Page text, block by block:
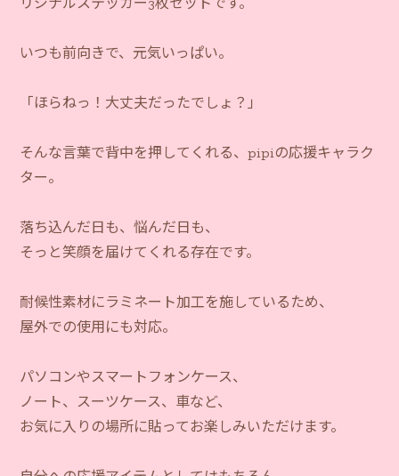
リジナルステッカー3枚セットです。
いつも前向きで、元気いっぱい。
「ほらねっ！大丈夫だったでしょ？」
そんな言葉で背中を押してくれる、pipiの応援キャラク
ター。
落ち込んだ日も、悩んだ日も、
そっと笑顔を届けてくれる存在です。
耐候性素材にラミネート加工を施しているため、
屋外での使用にも対応。
パソコンやスマートフォンケース、
ノート、スーツケース、車など、
お気に入りの場所に貼ってお楽しみいただけます。